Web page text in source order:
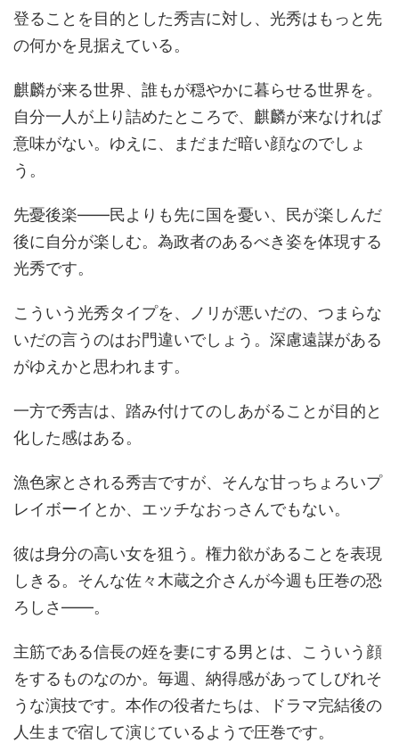
登ることを目的とした秀吉に対し、光秀はもっと先
の何かを見据えている。
麒麟が来る世界、誰もが穏やかに暮らせる世界を。
自分一人が上り詰めたところで、麒麟が来なければ
意味がない。ゆえに、まだまだ暗い顔なのでしょ
う。
先憂後楽――民よりも先に国を憂い、民が楽しんだ
後に自分が楽しむ。為政者のあるべき姿を体現する
光秀です。
こういう光秀タイプを、ノリが悪いだの、つまらな
いだの言うのはお門違いでしょう。深慮遠謀がある
がゆえかと思われます。
一方で秀吉は、踏み付けてのしあがることが目的と
化した感はある。
漁色家とされる秀吉ですが、そんな甘っちょろいプ
レイボーイとか、エッチなおっさんでもない。
彼は身分の高い女を狙う。権力欲があることを表現
しきる。そんな佐々木蔵之介さんが今週も圧巻の恐
ろしさ――。
主筋である信長の姪を妻にする男とは、こういう顔
をするものなのか。毎週、納得感があってしびれそ
うな演技です。本作の役者たちは、ドラマ完結後の
人生まで宿して演じているようで圧巻です。